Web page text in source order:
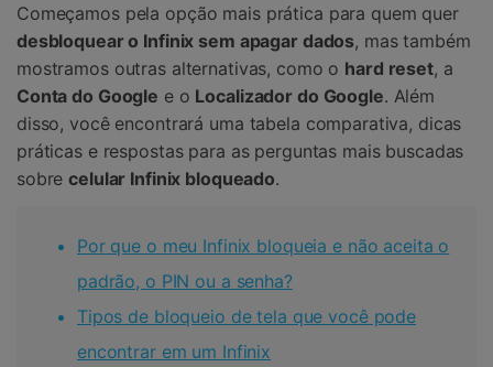
Começamos pela opção mais prática para quem quer
desbloquear o Infinix sem apagar dados, mas também
mostramos outras alternativas, como o hard reset, a
Conta do Google e o Localizador do Google. Além
disso, você encontrará uma tabela comparativa, dicas
práticas e respostas para as perguntas mais buscadas
sobrecelular Infinix bloqueado.
Por que o meu Infinix bloqueia e não aceita o
padrão, o PIN ou a senha?
Tipos de bloqueio de tela que você pode
encontrar em um Infinix